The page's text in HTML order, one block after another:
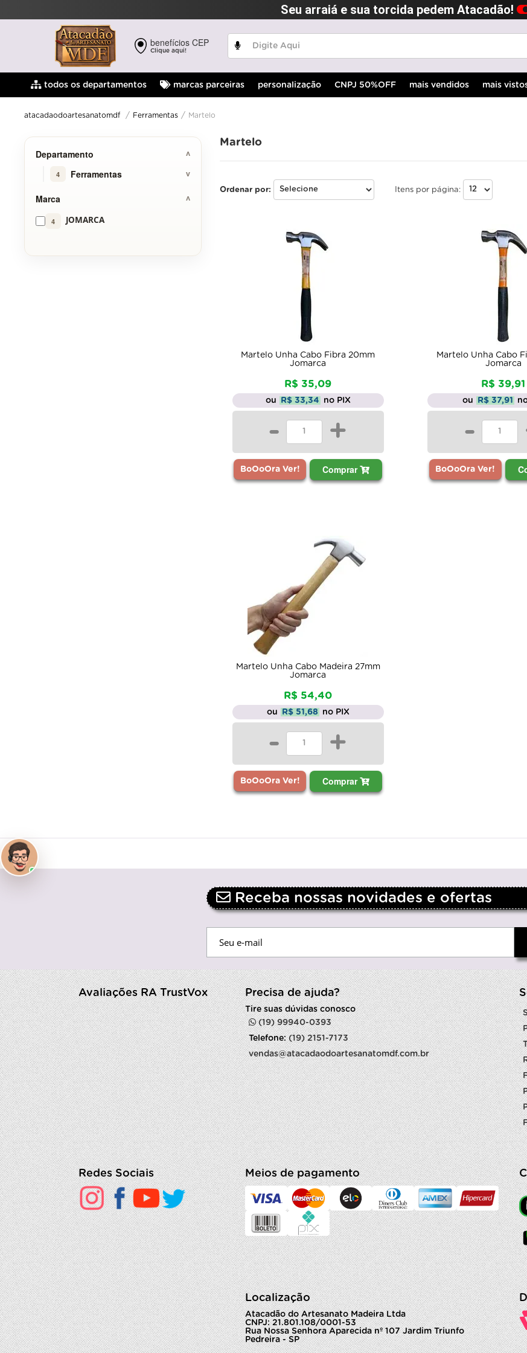
Seu arraiá e sua torcida pedem Atacadão!
benefícios CEP
Clique aqui!
todos os departamentos marcas parceiras personalização CNPJ 50%OFF mais vendidos mais
atacadaodoartesanatomdf Ferramentas Martelo
Departamento
4 Ferramentas
Marca
4 JOMARCA
Martelo
Ordenar por: Itens por página:
Martelo Unha Cabo Fibra 20mm
Jomarca
R$ 35,09
ou R$ 33,34 no PIX
- +
BoOoOra Ver! Comprar
Martelo Unha Cabo
Jomarca
R$ 39,91
ou R$ 37,91
-
BoOoOra Ver!
Martelo Unha Cabo Madeira 27mm
Jomarca
R$ 54,40
ou R$ 51,68 no PIX
- +
BoOoOra Ver! Comprar
Receba nossas novidades e ofertas
Avaliações RA TrustVox Precisa de ajuda?
Tire suas dúvidas conosco
(19) 99940-0393
Telefone:(19) 2151-7173
vendas@atacadaodoartesanatomdf.com.br
Redes Sociais Meios de pagamento
Localização
Atacadão do Artesanato Madeira Ltda
CNPJ: 21.801.108/0001-53
Rua Nossa Senhora Aparecida nº 107 Jardim Triunfo
Pedreira - SP